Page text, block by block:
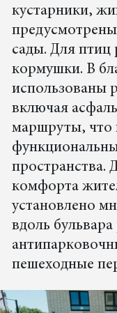
кустарники,
сады. Для
кормушки. В
использованы
включая
маршруты, что
пространства.
комфорта
установлено
вдоль
пешеходные